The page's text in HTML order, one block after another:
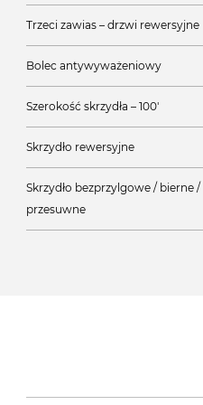
Trzeci zawias – drzwi rewersyjne
Bolec antywyważeniowy
Szerokość skrzydła – 100'
Skrzydło rewersyjne
Skrzydło bezprzylgowe / bierne /
przesuwne